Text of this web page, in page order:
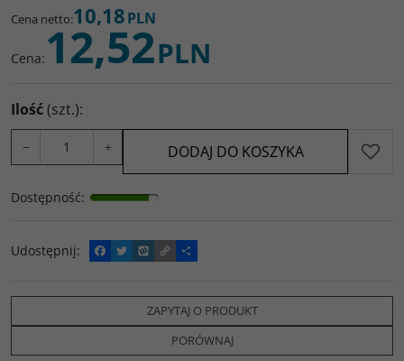
Cena netto:10,18PLN
Cena: 12,52PLN
Ilość(szt.):
− + DODAJ DO KOSZYKA
Dostępność:
Udostępnij:
F
a
e
o
k
T
w
t
e
W
y
o
p
C
o
y
L
i
n
k
P
o
z
i
e
l
s
ZAPYTAJ O PRODUKT
PORÓWNAJ